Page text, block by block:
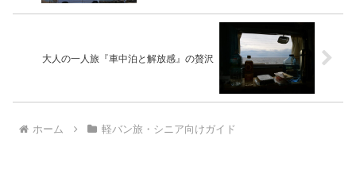
大人の一人旅『車中泊と解放感』の贅沢
ホーム 軽バン旅・シニア向けガイド